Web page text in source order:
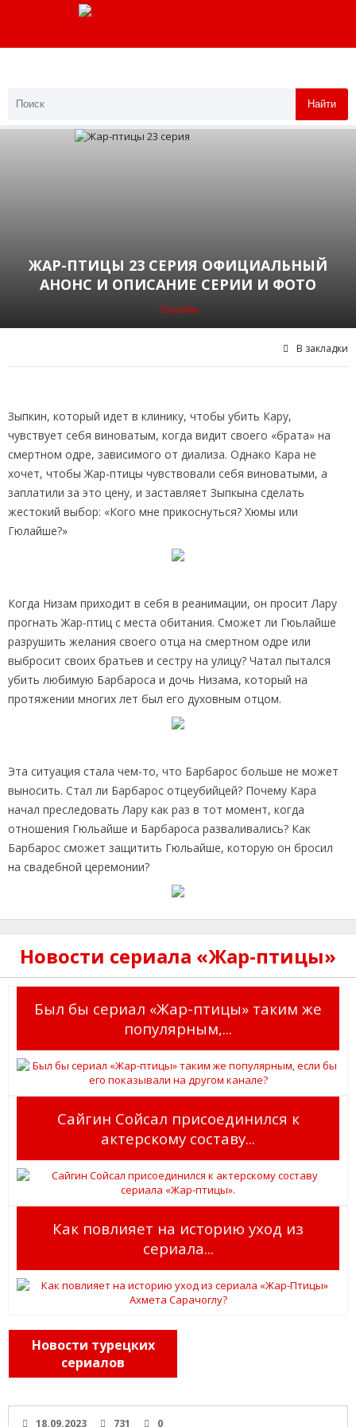
Найти
ЖАР-ПТИЦЫ 23 СЕРИЯ ОФИЦИАЛЬНЫЙ
АНОНС И ОПИСАНИЕ СЕРИИ И ФОТО
Онлайн
В закладки
Зыпкин, который идет в клинику, чтобы убить Кару,
чувствует себя виноватым, когда видит своего «брата» на
смертном одре, зависимого от диализа. Однако Кара не
хочет, чтобы Жар-птицы чувствовали себя виноватыми, а
заплатили за это цену, и заставляет Зыпкына сделать
жестокий выбор: «Кого мне прикоснуться? Хюмы или
Гюлайше?»
Когда Низам приходит в себя в реанимации, он просит Лару
прогнать Жар-птиц с места обитания. Сможет ли Гюьлайше
разрушить желания своего отца на смертном одре или
выбросит своих братьев и сестру на улицу? Чатал пытался
убить любимую Барбароса и дочь Низама, который на
протяжении многих лет был его духовным отцом.
Эта ситуация стала чем-то, что Барбарос больше не может
выносить. Стал ли Барбарос отцеубийцей? Почему Кара
начал преследовать Лару как раз в тот момент, когда
отношения Гюльайше и Барбароса разваливались? Как
Барбарос сможет защитить Гюльайше, которую он бросил
на свадебной церемонии?
Новости сериала «Жар-птицы»
Был бы сериал «Жар-птицы» таким же
популярным,...
Сайгин Сойсал присоединился к
актерскому составу...
Как повлияет на историю уход из
сериала...
Новости турецких
сериалов
18.09.2023 731 0